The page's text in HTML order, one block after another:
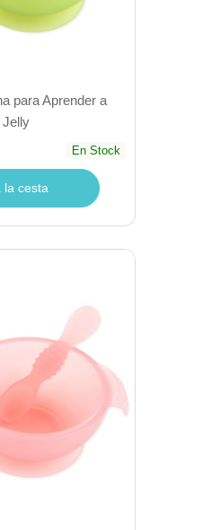
para Aprender a
Jelly
En Stock
la cesta